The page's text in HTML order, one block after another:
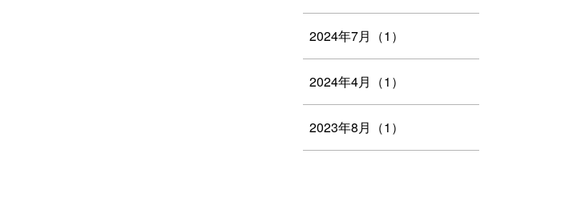
2024年7月（1）
2024年4月（1）
2023年8月（1）